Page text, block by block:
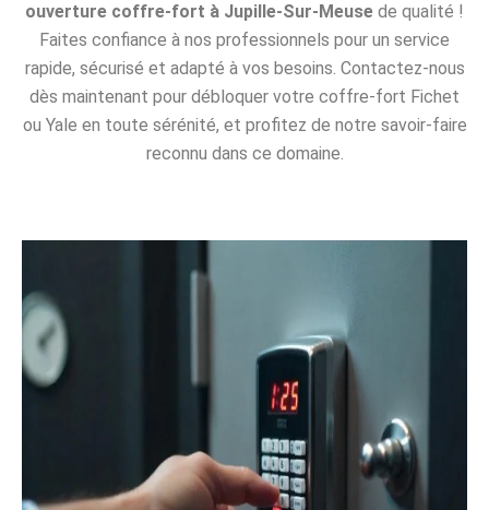
ouverture coffre-fort à Jupille-Sur-Meuse de qualité !
Faites confiance à nos professionnels pour un service
rapide, sécurisé et adapté à vos besoins. Contactez-nous
dès maintenant pour débloquer votre coffre-fort Fichet
ou Yale en toute sérénité, et profitez de notre savoir-faire
reconnu dans ce domaine.